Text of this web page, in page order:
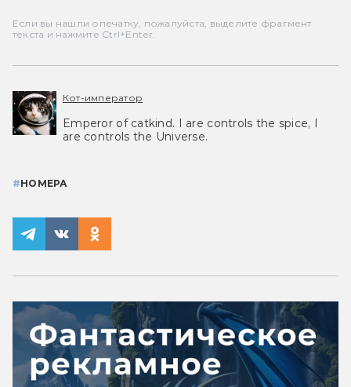
Если вы нашли опечатку, пожалуйста, выделите фрагмент
текста и нажмите Ctrl+Enter.
Кот-император
Emperor of catkind. I are controls the spice, I
are controls the Universe.
#НОМЕРА